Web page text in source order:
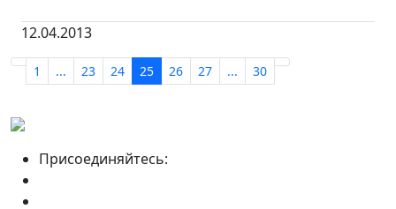
12.04.2013
1 ... 23 24 25 26 27 ... 30
Присоединяйтесь: